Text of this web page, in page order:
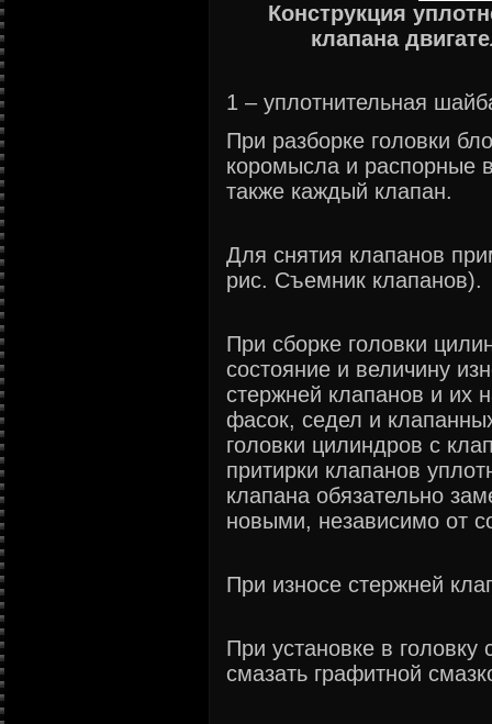
Конструкция
клапана
1 – уплотнительная
При разборке головки
коромысла и распорные
также каждый клапан.
Для снятия клапанов
рис. Съемник клапанов).
При сборке головки
состояние и величину
стержней клапанов и их
фасок, седел и
головки цилиндров с
притирки клапанов
клапана обязательно
новыми, независимо от
При износе стержней
При установке в головку
смазать графитной